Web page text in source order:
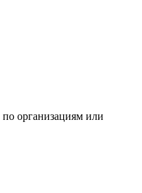
организациям или